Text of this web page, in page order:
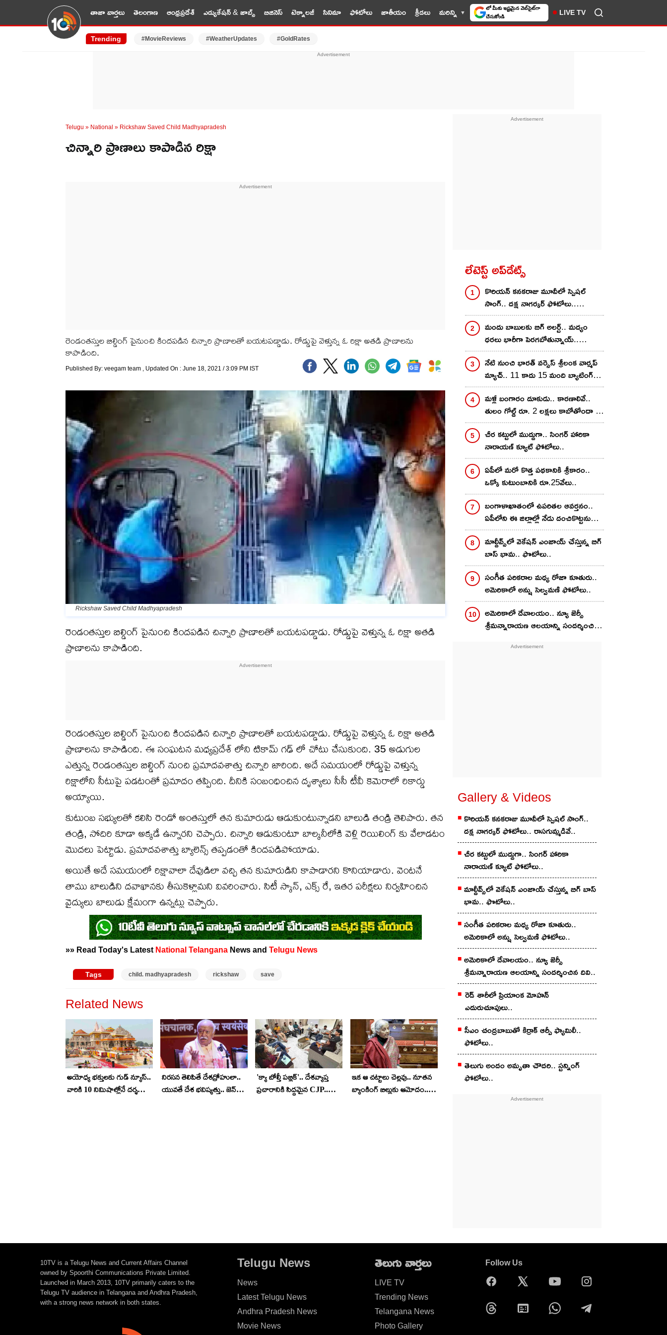
తాజా వార్తలు తెలంగాణ ఆంధ్రప్రదేశ్ ఎడ్యుకేషన్ & జాబ్స్ బిజినెస్ టెక్నాలజీ సినిమా ఫోటోలు జాతీయం క్రీడలు మరిన్ని 10TV సెలెక్ట్ చేసుకోండి LIVE TV
Trending #MovieReviews #WeatherUpdates #GoldRates
Telugu » National » Rickshaw Saved Child Madhyapradesh
చిన్నారి ప్రాణాలు కాపాడిన రిక్షా
రెండంతస్తుల బిల్డింగ్ పైనుంచి కిందపడిన చిన్నారి ప్రాణాలతో బయటపడ్డాడు. రోడ్డుపై వెళ్తున్న ఓ రిక్షా అతడి ప్రాణాలను
కాపాడింది.
Published By: veegam team , Updated On : June 18, 2021 / 3:09 PM IST
Rickshaw Saved Child Madhyapradesh
రెండంతస్తుల బిల్డింగ్ పైనుంచి కిందపడిన చిన్నారి ప్రాణాలతో బయటపడ్డాడు. రోడ్డుపై వెళ్తున్న ఓ రిక్షా అతడి
ప్రాణాలను కాపాడింది.
రెండంతస్తుల బిల్డింగ్ పైనుంచి కిందపడిన చిన్నారి ప్రాణాలతో బయటపడ్డాడు. రోడ్డుపై వెళ్తున్న ఓ రిక్షా అతడి
ప్రాణాలను కాపాడింది. ఈ సంఘటన మధ్యప్రదేశ్ లోని టికామ్ గఢ్ లో చోటు చేసుకుంది. 35 అడుగుల
ఎత్తున్న రెండంతస్తుల బిల్డింగ్ నుంచి ప్రమాదవశాత్తు చిన్నారి జారింది. అదే సమయంలో రోడ్డుపై వెళ్తున్న
రిక్షాలోని సీటుపై పడటంతో ప్రమాదం తప్పింది. దీనికి సంబంధించిన దృశ్యాలు సీసీ టీవీ కెమెరాలో రికార్డు
అయ్యాయి.
కుటుంబ సభ్యులతో కలిసి రెండో అంతస్తులో తన కుమారుడు ఆడుకుంటున్నాడని బాలుడి తండ్రి తెలిపారు. తన
తండ్రి, సోదిరి కూడా అక్కడే ఉన్నారని చెప్పారు. చిన్నారి ఆడుకుంటూ బాల్కనీలోకి వెళ్లి రెయిలింగ్ కు వేలాడటం
మొదలు పెట్టాడు. ప్రమాదవశాత్తు బ్యాలెన్స్ తప్పడంతో కిందపడిపోయాడు.
అయితే అదే సమయంలో రిక్షావాలా దేవుడిలా వచ్చి తన కుమారుడిని కాపాడారని కొనియాడారు. వెంటనే
తాము బాలుడిని దవాఖానకు తీసుకెళ్లామని వివరించారు. సిటీ స్కాన్, ఎక్స్ రే, ఇతర పరీక్షలు నిర్వహించిన
వైద్యులు బాలుడు క్షేమంగా ఉన్నట్లు చెప్పారు.
»» Read Today's Latest National Telangana News and Telugu News
Tags child. madhyapradesh rickshaw save
Related News
అయోధ్య భక్తులకు గుడ్ న్యూస్..
వారికి 10 నిమిషాల్లోనే దర్శనం..
నిరసన తెలిపితే దేశద్రోహులా..
యువతే దేశ భవిష్యత్తు.. జెన్
'క్యా బోల్తీ పబ్లిక్'.. దేశవ్యాప్త
ప్రచారానికి సిద్దమైన CJP..
ఇక ఆ చట్టాలు చెల్లవు.. నూతన
బ్యాంకింగ్ బిల్లుకు ఆమోదం..
లేటెస్ట్ అప్‌డేట్స్
కొరియ‌న్ కన‌క‌రాజు మూవీలో స్పెష‌ల్
సాంగ్‌.. దక్ష నాగర్కర్ ఫోటోలు..
రాస‌గుమ్మ‌డివే..
మందు బాబులకు బిగ్ అలర్ట్.. మద్యం
ధరలు భారీగా పెరగబోతున్నాయ్..
కారణాలివే? ఎంత శాతం
పెరుగుతాయంటే?
నేటి నుంచి భార‌త్ వ‌ర్సెస్ శ్రీలంక వార్మ‌ప్
మ్యాచ్‌.. 11 కాదు 15 మంది బ్యాటింగ్
చేయొచ్చు.. రూల్స్ చాలా డిఫ‌రెంట్‌
మళ్లీ బంగారం దూకుడు.. కారణాలివే..
తులం గోల్డ్ రూ. 2 లక్షలు కాబోతోందా ?
నిపుణులు ఏమన్నారంటే?
చీర క‌ట్టులో ముద్దుగా.. సింగ‌ర్ హారికా
నారాయణ్ క్యూట్ ఫోటోలు..
ఏపీలో మరో కొత్త పథకానికి శ్రీకారం..
ఒక్కో కుటుంబానికి రూ.25వేలు..
బంగాళాఖాతంలో ఉపరితల ఆవర్తనం..
ఏపీలోని ఈ జిల్లాల్లో నేడు దంచికొట్టనున్న
వానలు.. హెచ్చరికలు జారీ
మాల్దీవ్స్‌లో వెకేషన్ ఎంజాయ్ చేస్తున్న బిగ్
బాస్ భామ.. ఫొటోలు..
సంగీత పరికరాల మధ్య రోజా కూతురు..
అమెరికాలో అన్షు సెల్వమణి ఫోటోలు..
అమెరికాలో దేవాలయం.. న్యూ జెర్సీ
శ్రీమన్నారాయణ ఆలయాన్ని సందర్శించిన
Gallery & Videos
కొరియ‌న్ కన‌క‌రాజు మూవీలో స్పెష‌ల్ సాంగ్‌..
దక్ష నాగర్కర్ ఫోటోలు.. రాస‌గుమ్మ‌డివే..
చీర క‌ట్టులో ముద్దుగా.. సింగ‌ర్ హారికా
నారాయణ్ క్యూట్ ఫోటోలు..
మాల్దీవ్స్‌లో వెకేషన్ ఎంజాయ్ చేస్తున్న బిగ్ బాస్
భామ.. ఫొటోలు..
సంగీత పరికరాల మధ్య రోజా కూతురు..
అమెరికాలో అన్షు సెల్వమణి ఫోటోలు..
అమెరికాలో దేవాలయం.. న్యూ జెర్సీ
శ్రీమన్నారాయణ ఆలయాన్ని సందర్శించిన దివి..
రెడ్ శారీలో ప్రియాంక మోహ‌న్
ఎదురుచూపులు..
సీఎం చంద్రబాబుతో కిర్రాక్ ఆర్పీ ఫ్యామిలీ..
ఫోటోలు..
తెలుగు అందం అమృతా చౌద‌రి.. స్ట‌న్నింగ్
ఫోటోలు..
10TV is a Telugu News and Current Affairs Channel
owned by Spoorthi Communications Private Limited.
Launched in March 2013, 10TV primarily caters to the
Telugu TV audience in Telangana and Andhra Pradesh,
with a strong news network in both states.
Telugu News
News
Latest Telugu News
Andhra Pradesh News
Movie News
తెలుగు వార్తలు
LIVE TV
Trending News
Telangana News
Photo Gallery
Follow Us